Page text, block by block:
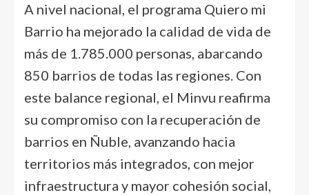
A nivel nacional, el programa Quiero mi
Barrio ha mejorado la calidad de vida de
más de 1.785.000 personas, abarcando
850 barrios de todas las regiones. Con
este balance regional, el Minvu reafirma
su compromiso con la recuperación de
barrios en Ñuble, avanzando hacia
territorios más integrados, con mejor
infraestructura y mayor cohesión social,